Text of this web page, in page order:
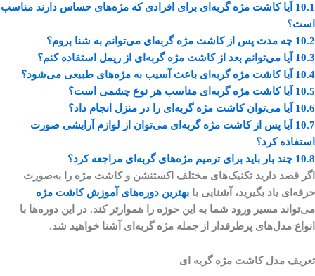
10.1 آیا کاشت مژه گربه‌ای برای افرادی که مژه‌های حساس دارند مناسب
است؟
10.2 چه مدت پس از کاشت مژه گربه‌ای می‌توانم به شنا بروم؟
10.3 آیا می‌توانم بعد از کاشت مژه گربه‌ای از ریمل استفاده کنم؟
10.4 آیا کاشت مژه گربه‌ای باعث آسیب به مژه‌های طبیعی می‌شود؟
10.5 آیا کاشت مژه گربه‌ای مناسب هر نوع چشمی است؟
10.6 آیا می‌توان کاشت مژه گربه‌ای را در منزل انجام داد؟
10.7 آیا پس از کاشت مژه گربه‌ای می‌توان از لوازم آرایشی صورت
استفاده کرد؟
10.8 چند بار باید برای ترمیم مژه‌های گربه‌ای مراجعه کرد؟
اگر قصد دارید تکنیک‌های مختلف اکستنشن و کاشت مژه را به‌صورت
حرفه‌ای یاد بگیرید، آشنایی با بهترین دوره‌های آموزش کاشت مژه
می‌تواند مسیر ورود شما به این حوزه را هموارتر کند. در این دوره‌ها با
انواع مدل‌های پرطرفدار از جمله مژه گربه‌ای آشنا خواهید شد.
تعریف مدل کاشت مژه گربه ‌ای